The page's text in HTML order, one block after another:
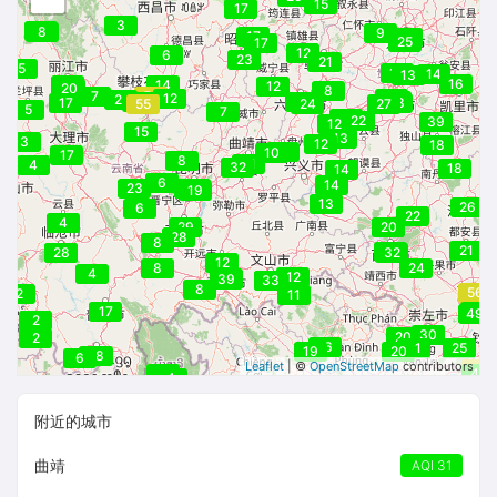
33
21
26
23
33
32
46
35
21
39
17
26
33
29
26
4
22
49
23
12
31
24
47
8
30
15
17
17
31
16
6
17
13
36
42
12
21
14
21
12
12
8
9
4
22
53
16
6
24
32
28
25
16
20
20
17
2
8
19
12
17
14
24
56
8
8
18
6
33
14
28
25
23
49
15
11
7
2
5
20
21
3
4
19
12
33
13
55
39
12
18
28
22
11
14
8
5
13
56
6
12
10
4
57
21
15
7
4
2
14
3
17
27
20
14
Leaflet | ©OpenStreetMapcontributors
附近的城市
曲靖 AQI 31